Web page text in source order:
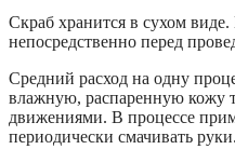
Скраб хранится в сухом
непосредственно перед
Средний расход на одну
влажную, распаренную кожу
движениями. В процессе
периодически смачивать руки.